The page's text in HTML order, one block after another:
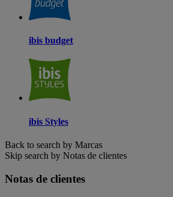
ibis budget
ibis Styles
Back to search by Marcas
Skip search by Notas de clientes
Notas de clientes